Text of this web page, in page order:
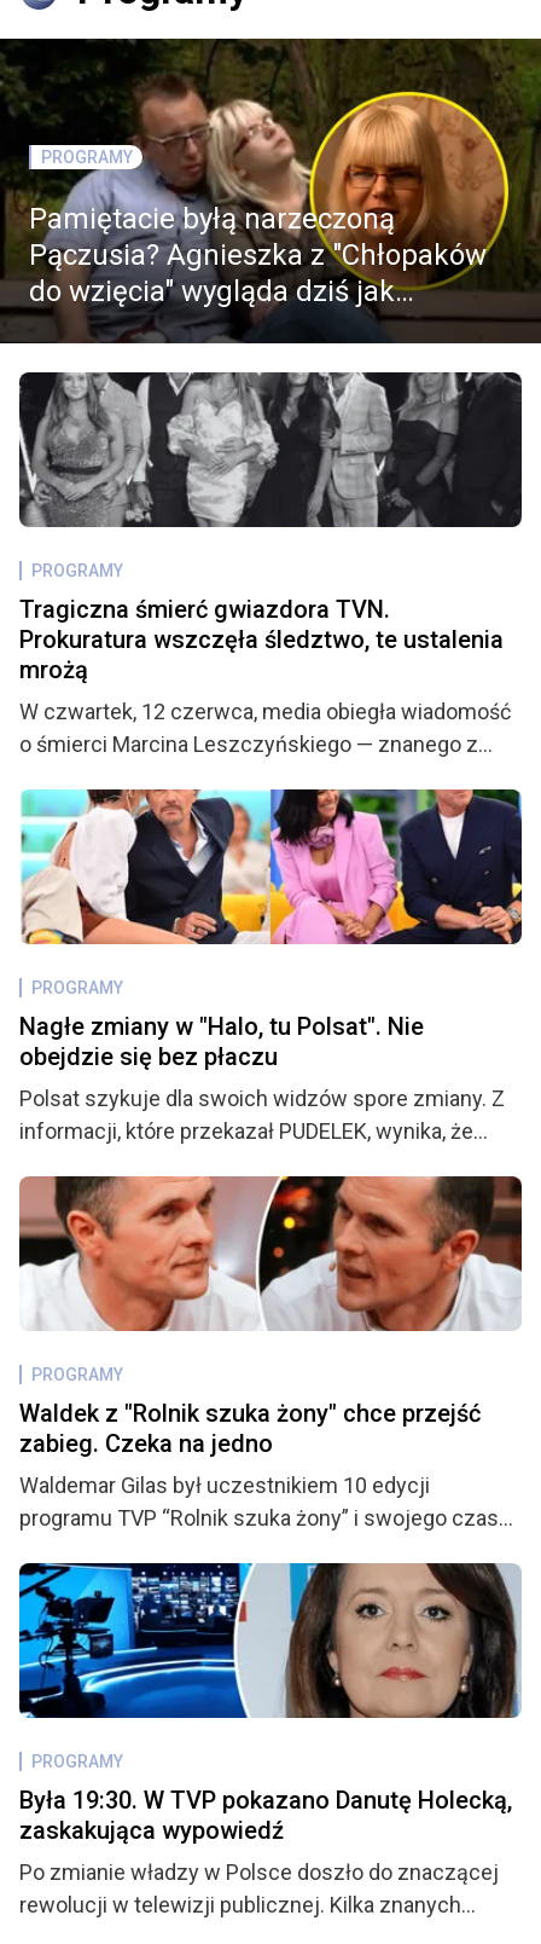
PROGRAMY
Pamiętacie byłą narzeczoną
Pączusia? Agnieszka z "Chłopaków
do wzięcia" wygląda dziś jak
modelka
PROGRAMY
Tragiczna śmierć gwiazdora TVN.
Prokuratura wszczęła śledztwo, te ustalenia
mrożą
W czwartek, 12 czerwca, media obiegła wiadomość
o śmierci Marcina Leszczyńskiego — znanego z
piłkarskiej w barwach LKS Drama Zbrosławice.
Tragiczna informacja wstrząsnęła nie tylko rodziną i
przyjaciółmi, ale także licznymi fanami, którzy z
niepokojem śledzą każdy nowy szczegół mogący
rzucić światło na okoliczności jego nagłego
odejścia. Jak się okazuje, sprawą zajęła się
Prokuratura Rejonowa w Zabrzu, a kulisy śmierci 31-
latka mogą być znacznie bardziej niepokojące, niż
początkowo przypuszczano.
PROGRAMY
Nagłe zmiany w "Halo, tu Polsat". Nie
obejdzie się bez płaczu
Polsat szykuje dla swoich widzów spore zmiany. Z
informacji, które przekazał PUDELEK, wynika, że
prowadzących, a do ekipy najprawdopodobniej
dołączy nowa osoba. Fani mogą być zaskoczeni.
PROGRAMY
Waldek z "Rolnik szuka żony" chce przejść
zabieg. Czeka na jedno
Waldemar Gilas był uczestnikiem 10 edycji
programu TVP “Rolnik szuka żony” i swojego czasu
wydarzeniach z finału znowu było o nim głośno,
kiedy to związał się z kandydatką, którą wcześniej
odrzucił. Teraz para doczekała się swojego
pierwszego dziecka i regularnie informuje swoich
fanów co u nich słychać. Ostatnio Waldek rozważa
poddanie się zabiegowi chirurgicznemu, już
niewiele dzieli go od podjęcia ostatecznej decyzji.
PROGRAMY
Była 19:30. W TVP pokazano Danutę Holecką,
zaskakująca wypowiedź
Po zmianie władzy w Polsce doszło do znaczącej
rewolucji w telewizji publicznej. Kilka znanych